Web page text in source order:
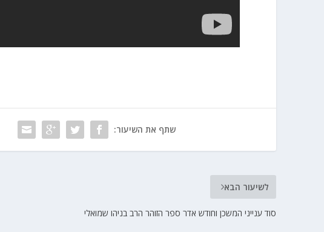
שתף את השיעור:
לשיעור הבא
סוד ענייני המשכן וחודש אדר ספר הזוהר הרב בניהו שמואלי